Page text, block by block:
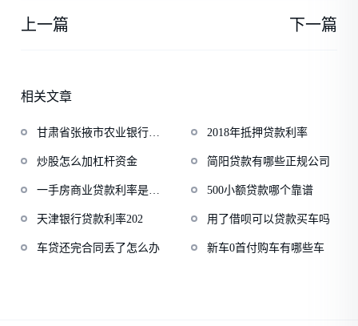
上一篇 下一篇
相关文章
甘肃省张掖市农业银行陆
2018年抵押贷款利率
炒股怎么加杠杆资金 简阳贷款有哪些正规公司
一手房商业贷款利率是多
500小额贷款哪个靠谱
天津银行贷款利率202 用了借呗可以贷款买车吗
车贷还完合同丢了怎么办 新车0首付购车有哪些车